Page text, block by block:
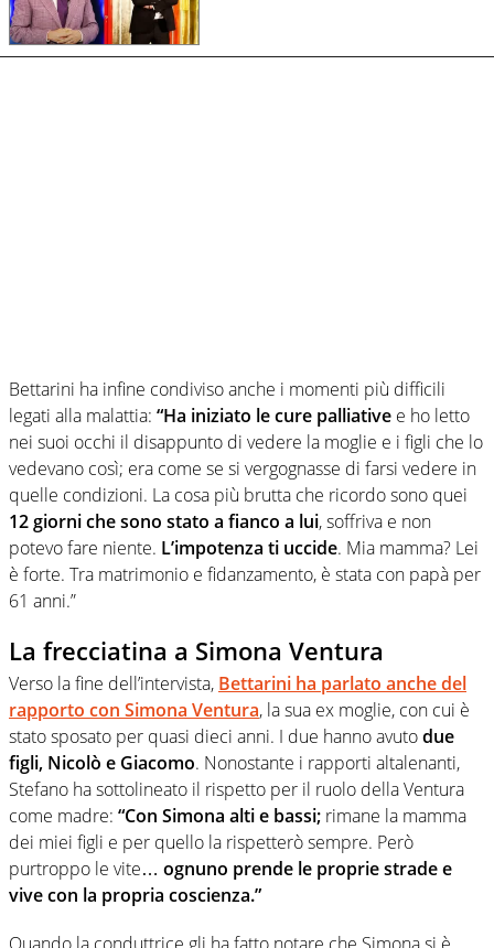
Bettarini ha infine condiviso anche i momenti più difficili
legati alla malattia: “Ha iniziato le cure palliative e ho letto
nei suoi occhi il disappunto di vedere la moglie e i figli che lo
vedevano così; era come se si vergognasse di farsi vedere in
quelle condizioni. La cosa più brutta che ricordo sono quei
12 giorni che sono stato a fianco a lui, soffriva e non
potevo fare niente. L’impotenza ti uccide. Mia mamma? Lei
è forte. Tra matrimonio e fidanzamento, è stata con papà per
61 anni.”
La frecciatina a Simona Ventura
Verso la fine dell’intervista, Bettarini ha parlato anche del
rapporto con Simona Ventura, la sua ex moglie, con cui è
stato sposato per quasi dieci anni. I due hanno avutodue
figli, Nicolò e Giacomo. Nonostante i rapporti altalenanti,
Stefano ha sottolineato il rispetto per il ruolo della Ventura
come madre: “Con Simona alti e bassi; rimane la mamma
dei miei figli e per quello la rispetterò sempre. Però
purtroppo le vite… ognuno prende le proprie strade e
vive con la propria coscienza.”